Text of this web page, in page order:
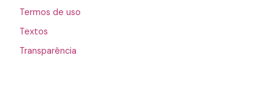
Termos de uso
Textos
Transparência